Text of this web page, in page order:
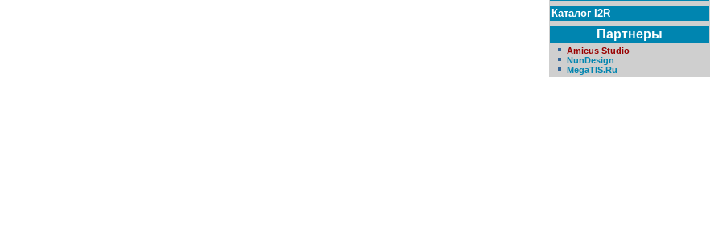
Каталог I2R
Партнеры
Amicus Studio
NunDesign
MegaTIS.Ru